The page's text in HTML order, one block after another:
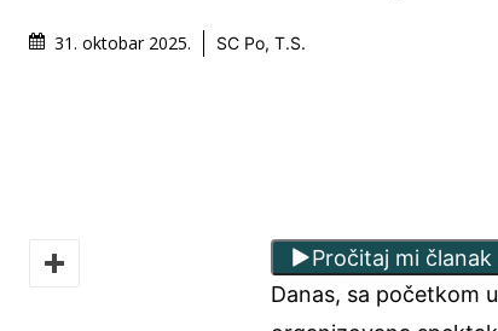
31. oktobar 2025. SC Po, T.S.
Pročitaj mi članak
Danas, sa početkom